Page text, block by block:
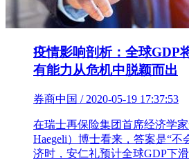
疫情影响剖析：全球GDP
有能力从危机中脱颖而出
券商中国 / 2020-05-19 17:37:53
在瑞士再保险集团首席经济学家
Haegeli）博士看来，答案是“不
济时，安仁礼预计全球GDP下